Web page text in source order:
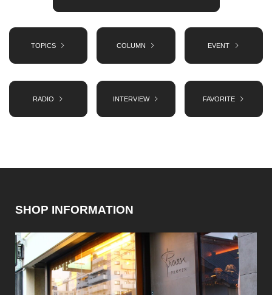
TOPICS COLUMN EVENT
RADIO INTERVIEW FAVORITE
SHOP INFORMATION